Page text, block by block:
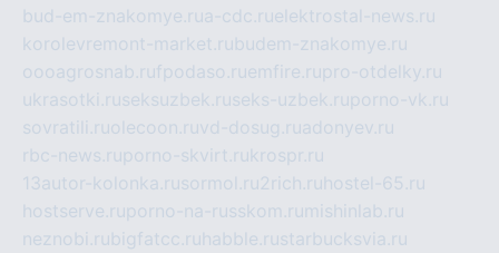
bud-em-znakomye.rua-cdc.ruelektrostal-news.ru
korolevremont-market.rubudem-znakomye.ru
oooagrosnab.rufpodaso.ruemfire.rupro-otdelky.ru
ukrasotki.ruseksuzbek.ruseks-uzbek.ruporno-vk.ru
sovratili.ruolecoon.ruvd-dosug.ruadonyev.ru
rbc-news.ruporno-skvirt.rukrospr.ru
13autor-kolonka.rusormol.ru2rich.ru hostel-65.ru
hostserve.ruporno-na-russkom.ru mishinlab.ru
neznobi.rubigfatcc.ru habble.rustarbucksvia.ru